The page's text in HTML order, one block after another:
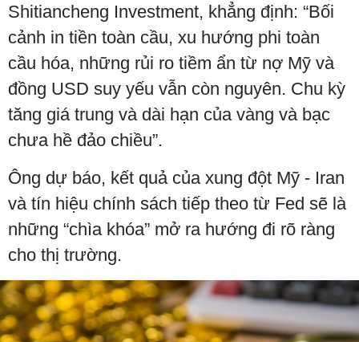
Shitiancheng Investment, khẳng định: “Bối
cảnh in tiền toàn cầu, xu hướng phi toàn
cầu hóa, những rủi ro tiềm ẩn từ nợ Mỹ và
đồng USD suy yếu vẫn còn nguyên. Chu kỳ
tăng giá trung và dài hạn của vàng và bạc
chưa hề đảo chiều”.
Ông dự báo, kết quả của xung đột Mỹ - Iran
và tín hiệu chính sách tiếp theo từ Fed sẽ là
những “chìa khóa” mở ra hướng đi rõ ràng
cho thị trường.